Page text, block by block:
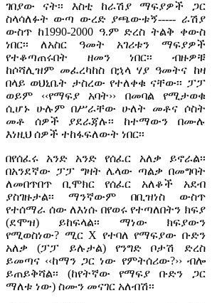
ገበያው ናት፡፡ እስቲ ከራሽያ ማፍያዎች ጋር
ስላሳለፉት ውጣ ውረድ ያጫውቱኝ----- ራሽያ
ውስጥ ከ1990-2000 ዓ.ም ድረስ ትልቅ ቀውስ
ነበር፡፡ ለአስር ዓመት አገሪቱን ማፍያዎች
የተቆጣጠሩበት ዘመን ነበር፡፡ ብዙዎቹ
ከሶሻሊዝም መፈረካከስ በኋላ ሃያ ዓመትና ከዛ
በላይ ወህኒቤት ታስረው የተለቀቁ ናቸው፡፡ ፓፓ
ወይም ‹‹የማፍያ አባት›› በመባል የሚታወቁ
ሲሆኑ ሁሉም በሥራቸው ሁለት መቶና ሶስት
መቶ ሰዎች ያደራጃሉ፡፡ ከተማውን በሙሉ
እነዚህ ሰዎች ተከፋፍለውት ነበር፡፡
በየሰፈሩ አንድ አንድ የሰፈር አለቃ ይኖራል፡፡
በአንደኛው ፓፓ ግዛት ሌላው ጣልቃ በመግባት
ለመበጥበጥ ቢሞክር የሰፈር አለቆች አደብ
ያስገዙታል፡፡ ማንኛውም በቢዝነስ ውስጥ
የተሰማራ ሰው ለእነሱ በየወሩ የተጣለበትን ክፍያ
(ደሞዝ) ይከፍላል፡፡ ማነው ክፍያውን
የሚወስነው? ሚር X የተባለ የማፍያው ቡድን
አለቃ (ፓፓ ይሉታል) የንግድ ቦታሽ ድረስ
ይመጣና ‹‹ከማን ጋር ነው የምትሰሪው?›› ብሎ
ይጠይቅሻል፡፡ (ከየትኛው የማፍያ ቡድን ጋር
ማለቱ ነው) ስሙን መናገር አለብሽ፡፡